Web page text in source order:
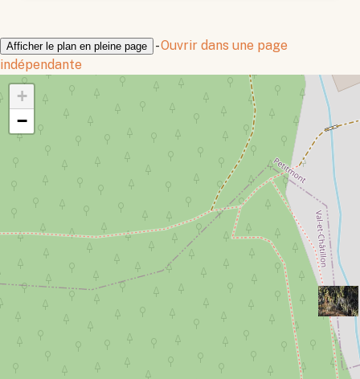
Afficher le plan en pleine page -Ouvrir dans une page
indépendante